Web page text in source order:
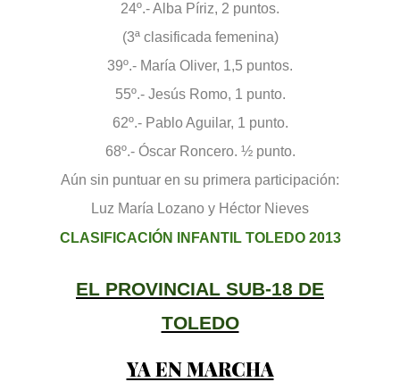
24º.- Alba Píriz, 2 puntos.
(3ª clasificada femenina)
39º.- María Oliver, 1,5 puntos.
55º.- Jesús Romo, 1 punto.
62º.- Pablo Aguilar, 1 punto.
68º.- Óscar Roncero. ½ punto.
Aún sin puntuar en su primera participación:
Luz María Lozano y Héctor Nieves
CLASIFICACIÓN INFANTIL TOLEDO 2013
EL PROVINCIAL SUB-18 DE
TOLEDO
YA EN MARCHA